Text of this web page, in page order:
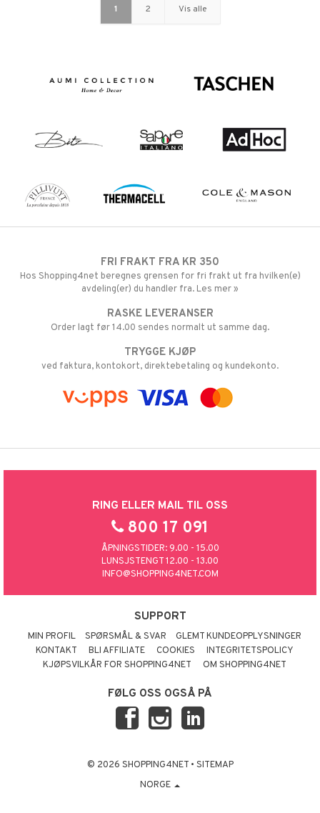
1 2 Vis alle
FRI FRAKT FRA KR 350
Hos Shopping4net beregnes grensen for fri frakt ut fra hvilken(e)
avdeling(er) du handler fra. Les mer »
RASKE LEVERANSER
Order lagt før 14.00 sendes normalt ut samme dag.
TRYGGE KJØP
ved faktura, kontokort, direktebetaling og kundekonto.
RING ELLER MAIL TIL OSS
800 17 091
ÅPNINGSTIDER: 9.00 - 15.00
LUNSJSTENGT 12.00 - 13.00
INFO@SHOPPING4NET.COM
SUPPORT
MIN PROFIL SPØRSMÅL & SVAR
GLEMT KUNDEOPPLYSNINGER
KONTAKT
BLI AFFILIATE COOKIES
INTEGRITETSPOLICY
KJØPSVILKÅR FOR SHOPPING4NET
OM SHOPPING4NET
FØLG OSS OGSÅ PÅ
© 2026 SHOPPING4NET • SITEMAP
NORGE